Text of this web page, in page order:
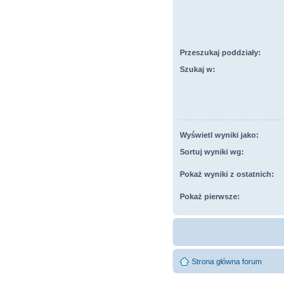
Przeszukaj poddziały:
Szukaj w:
Wyświetl wyniki jako:
Sortuj wyniki wg:
Pokaż wyniki z ostatnich:
Pokaż pierwsze:
Strona główna forum